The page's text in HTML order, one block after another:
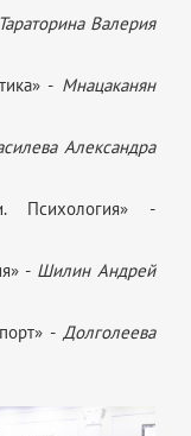
Тараторина Валерия
- Мнацаканян
Александра
Психология» -
- Шилин Андрей
- Долголеева